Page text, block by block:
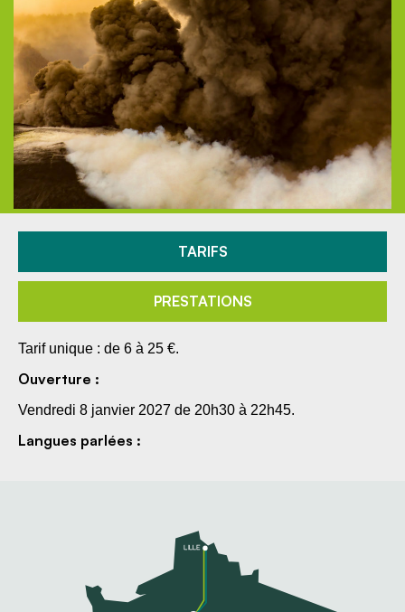
TARIFS
PRESTATIONS
Tarif unique : de 6 à 25 €.
Ouverture :
Vendredi 8 janvier 2027 de 20h30 à 22h45.
Langues parlées :